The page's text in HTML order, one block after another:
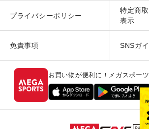
プライバシーポリシー
特定商
表示
免責事項 SNSガ
お買い物が便利に！メガスポー